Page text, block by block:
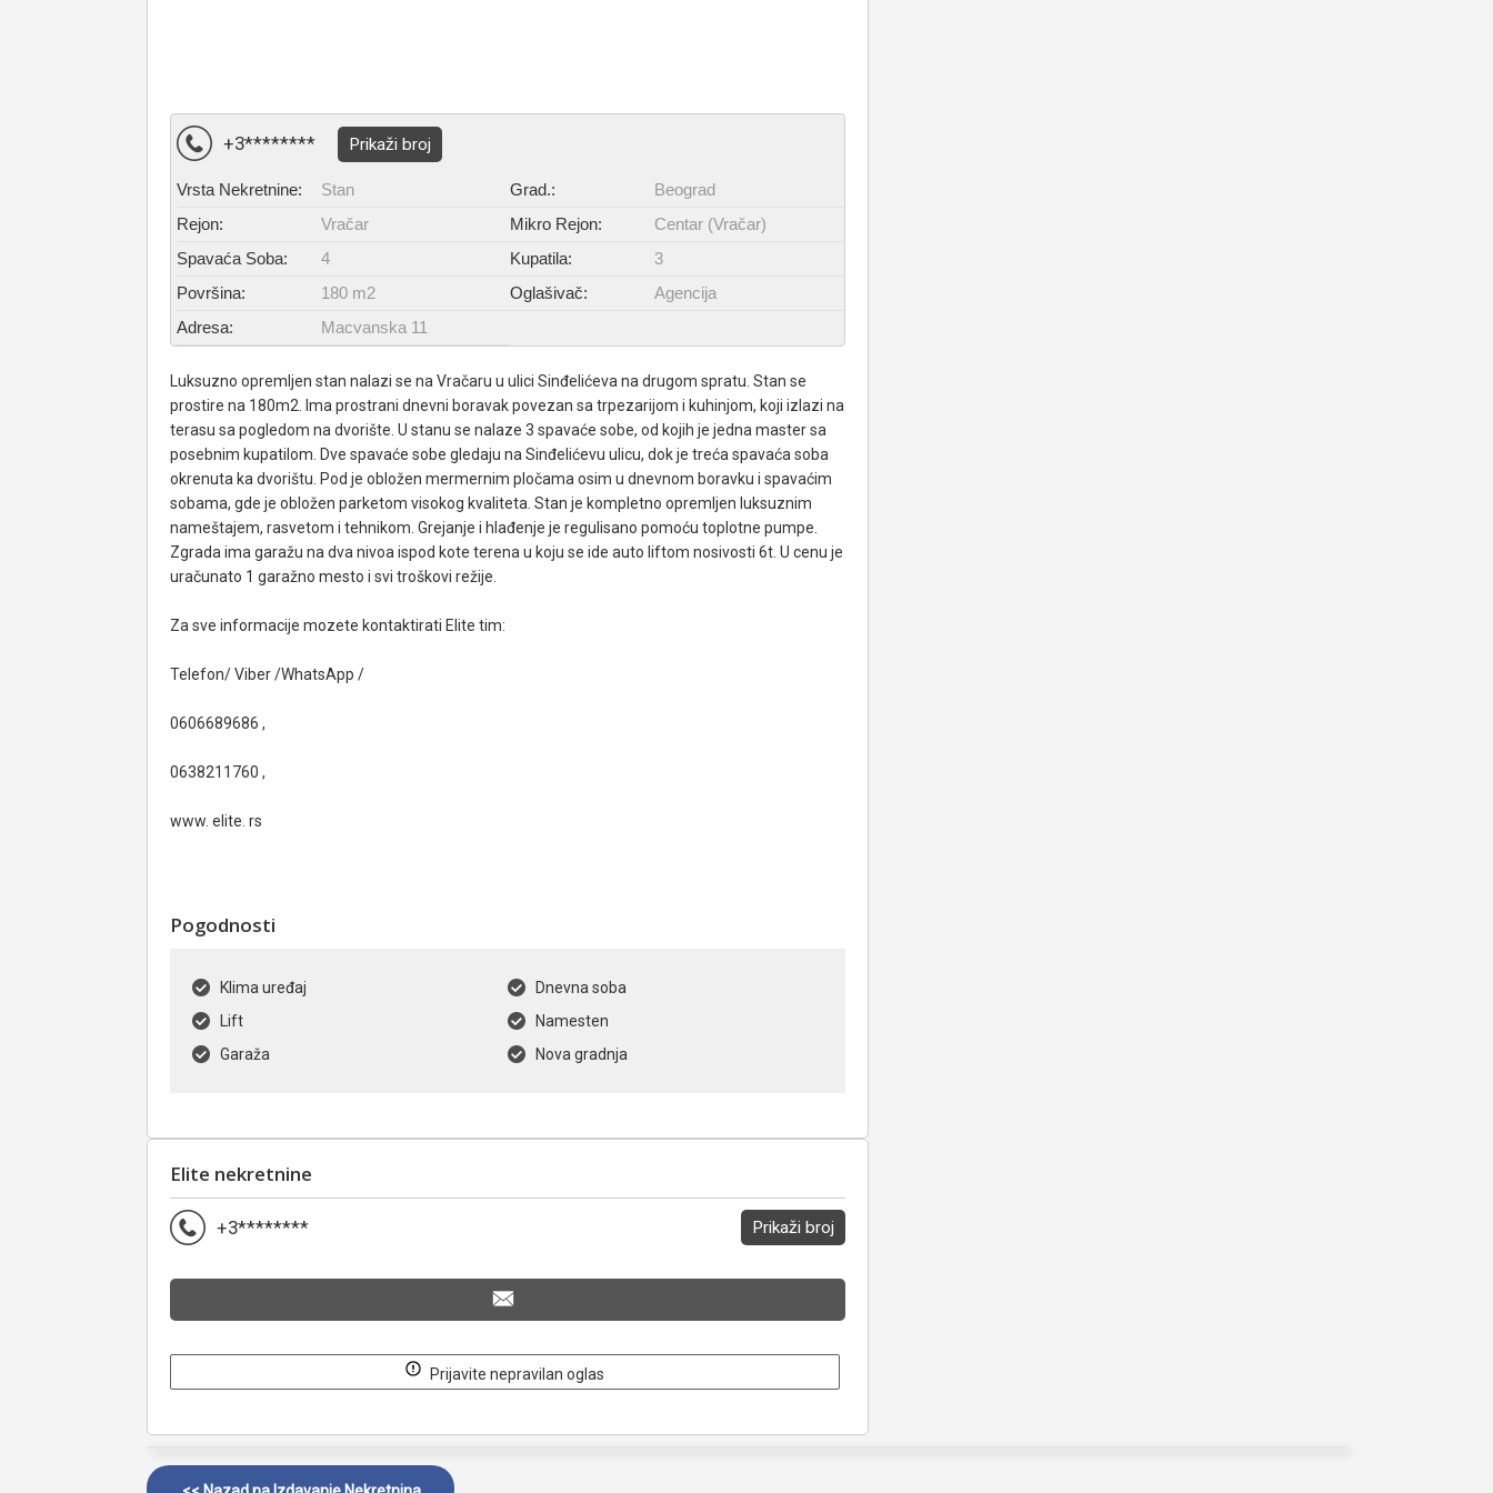
+3******** Prikaži broj
Vrsta Nekretnine: Stan Grad.:
Beograd
Rejon:
Vračar Mikro Rejon:
Centar (Vračar)
Spavaća Soba:
4 Kupatila:
3
Površina:
180 m2 Oglašivač:
Agencija
Adresa:
Macvanska 11
Luksuzno opremljen stan nalazi se na Vračaru u ulici Sinđelićeva na drugom spratu. Stan se
prostire na 180m2. Ima prostrani dnevni boravak povezan sa trpezarijom i kuhinjom, koji izlazi na
terasu sa pogledom na dvorište. U stanu se nalaze 3 spavaće sobe, od kojih je jedna master sa
posebnim kupatilom. Dve spavaće sobe gledaju na Sinđelićevu ulicu, dok je treća spavaća soba
okrenuta ka dvorištu. Pod je obložen mermernim pločama osim u dnevnom boravku i spavaćim
sobama, gde je obložen parketom visokog kvaliteta. Stan je kompletno opremljen luksuznim
nameštajem, rasvetom i tehnikom. Grejanje i hlađenje je regulisano pomoću toplotne pumpe.
Zgrada ima garažu na dva nivoa ispod kote terena u koju se ide auto liftom nosivosti 6t. U cenu je
uračunato 1 garažno mesto i svi troškovi režije.
Za sve informacije mozete kontaktirati Elite tim:
Telefon/ Viber /WhatsApp /
0606689686 ,
0638211760 ,
www. elite. rs
Pogodnosti
Klima uređaj
Dnevna soba
Lift
Namesten
Garaža
Nova gradnja
Elite nekretnine
+3******** Prikaži broj
Prijavite nepravilan oglas